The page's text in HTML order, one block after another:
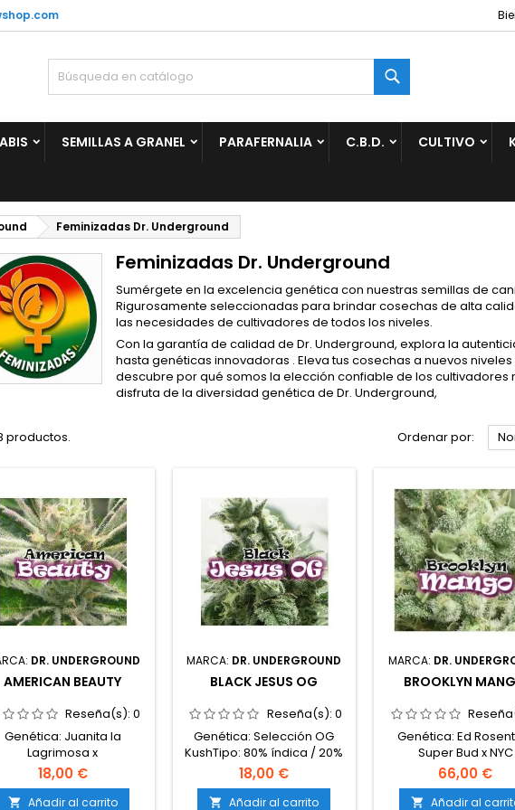
SEMILLAS A GRANEL PARAFERNALIA C.B.D. CULTIVO
Feminizadas Dr. Underground
Feminizadas Dr. Underground
Sumérgete en la excelencia genética con nuestras semillas de
Rigurosamente seleccionadas para brindar cosechas de alta
las necesidades de cultivadores de todos los niveles.
Con la garantía de calidad de Dr. Underground, explora la
hasta genéticas innovadoras . Eleva tus cosechas a nuevos
descubre por qué somos la elección confiable de los cultivadores
disfruta de la diversidad genética de Dr. Underground,
productos. Ordenar por:
DR. UNDERGROUND
AMERICAN BEAUTY
Reseña(s):0
Genética: Juanita la
Lagrimosa x
50% índica /
sativaContenido de
17-20%Contenido de
18,00 €
 Añadir al carrito
MARCA: DR. UNDERGROUND
BLACK JESUS OG
Reseña(s): 0
Genética: Selección OG
KushTipo: 80% índica / 20%
sativaContenido de
THC: 20-24%Tiempo de
floración: 8-9 semanas en
18,00 €
 Añadir al carrito
MARCA: DR.
BROOKLYN
Genética: Ed
Super Bud x NYC
DieselTipo: 50% índica
sativaContenido de
22%Tiempo de
66,00 €
 Añadir al
Añadir a la lista de deseos
Crear nueva lista
((modalTitle))
((confirmMessage))
Crear lista de deseos
Cancelar Crear lista de deseos
Iniciar sesión
Debe iniciar sesión para guardar productos en su lista de deseos.